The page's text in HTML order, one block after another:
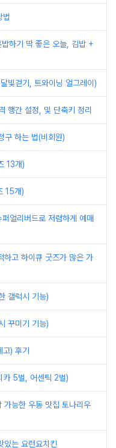
법
하기 딱 좋은 오늘, 김밥 +
빛걷기, 트와이닝 얼그레이)
행간 설정, 및 단축키 정리
구 하는 법(비회원)
13개)
15개)
얼리버드로 저렴하게 예매
하고 하이큐 굿즈가 많은 가
갤럭시 기능)
꾸미기 기능)
) 후기
카 5벌, 어센틱 2벌)
가능한 우동 맛집 토나리우
있는 요런요치킨